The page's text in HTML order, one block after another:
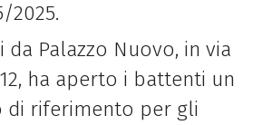
2025.
da Palazzo Nuovo, in via
ha aperto i battenti un
di riferimento per gli